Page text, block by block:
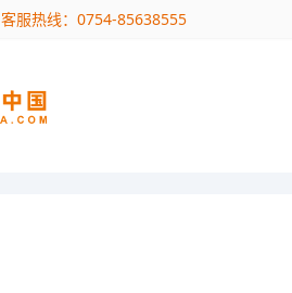
客服热线：0754-85638555